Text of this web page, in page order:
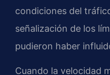
condiciones del
señalización de los
pudieron haber
Cuando la velocidad